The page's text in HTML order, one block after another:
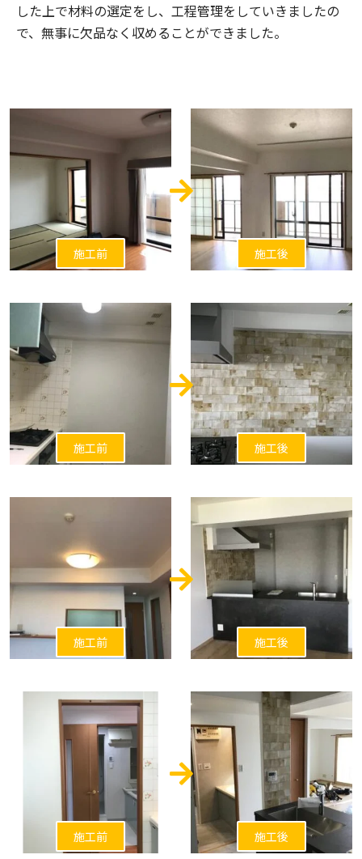
した上で材料の選定をし、工程管理をしていきましたの
で、無事に欠品なく収めることができました。
施工前 施工後
施工前 施工後
施工前 施工後
施工前 施工後